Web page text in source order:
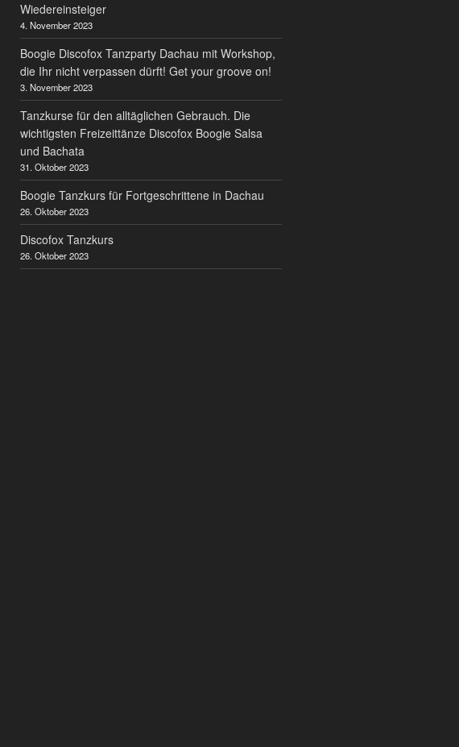
Wiedereinsteiger
4. November 2023
Boogie Discofox Tanzparty Dachau mit Workshop,
die Ihr nicht verpassen dürft! Get your groove on!
3. November 2023
Tanzkurse für den alltäglichen Gebrauch. Die
wichtigsten Freizeittänze Discofox Boogie Salsa
und Bachata
31. Oktober 2023
Boogie Tanzkurs für Fortgeschrittene in Dachau
26. Oktober 2023
Discofox Tanzkurs
26. Oktober 2023